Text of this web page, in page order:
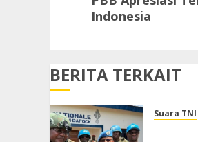
post:
Indonesia
BERITA TERKAIT
Suara TNI